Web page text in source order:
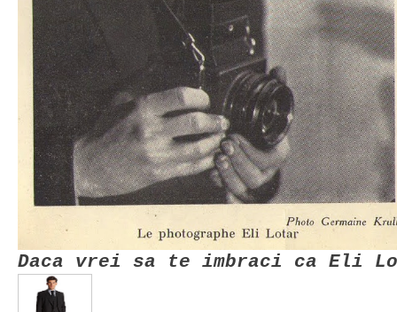
Daca vrei sa te imbraci ca Eli